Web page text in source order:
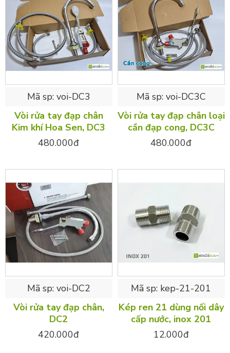
Mã sp: voi-DC3
Vòi rửa tay đạp chân
Kim khí Hoa Sen, DC3
480.000đ
Mã sp: voi-DC3C
Vòi rửa tay đạp chân loại
cần đạp cong, DC3C
480.000đ
Mã sp: voi-DC2
Vòi rửa tay đạp chân,
DC2
420.000đ
Mã sp: kep-21-201
Kép ren 21 dùng nối dây
cấp nước, inox 201
12.000đ